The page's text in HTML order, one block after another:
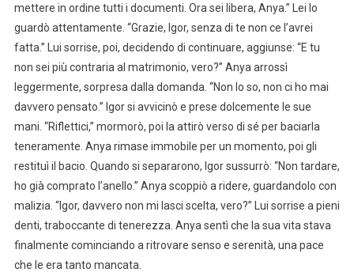
mettere in ordine tutti i documenti. Ora sei libera, Anya.” Lei lo
guardò attentamente. “Grazie, Igor, senza di te non ce l’avrei
fatta.” Lui sorrise, poi, decidendo di continuare, aggiunse: “E tu
non sei più contraria al matrimonio, vero?” Anya arrossì
leggermente, sorpresa dalla domanda. “Non lo so, non ci ho mai
davvero pensato.” Igor si avvicinò e prese dolcemente le sue
mani. “Riflettici,” mormorò, poi la attirò verso di sé per baciarla
teneramente. Anya rimase immobile per un momento, poi gli
restituì il bacio. Quando si separarono, Igor sussurrò: “Non tardare,
ho già comprato l’anello.” Anya scoppiò a ridere, guardandolo con
malizia. “Igor, davvero non mi lasci scelta, vero?” Lui sorrise a pieni
denti, traboccante di tenerezza. Anya sentì che la sua vita stava
finalmente cominciando a ritrovare senso e serenità, una pace
che le era tanto mancata.